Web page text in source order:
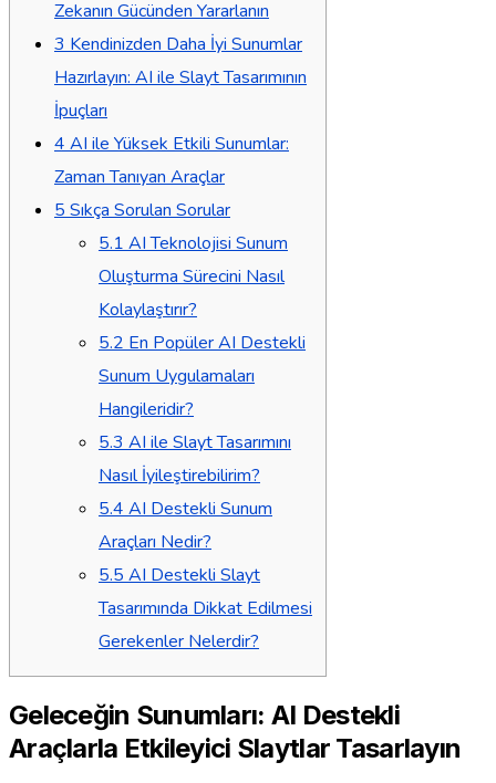
Zekanın Gücünden Yararlanın
3 Kendinizden Daha İyi Sunumlar
Hazırlayın: AI ile Slayt Tasarımının
İpuçları
4 AI ile Yüksek Etkili Sunumlar:
Zaman Tanıyan Araçlar
5 Sıkça Sorulan Sorular
5.1 AI Teknolojisi Sunum
Oluşturma Sürecini Nasıl
Kolaylaştırır?
5.2 En Popüler AI Destekli
Sunum Uygulamaları
Hangileridir?
5.3 AI ile Slayt Tasarımını
Nasıl İyileştirebilirim?
5.4 AI Destekli Sunum
Araçları Nedir?
5.5 AI Destekli Slayt
Tasarımında Dikkat Edilmesi
Gerekenler Nelerdir?
Geleceğin Sunumları: AI Destekli
Araçlarla Etkileyici Slaytlar Tasarlayın